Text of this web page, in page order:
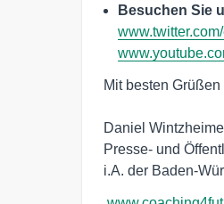
Besuchen Sie
Mit besten Grüßen
Daniel
Presse- und
i.A. der Baden-